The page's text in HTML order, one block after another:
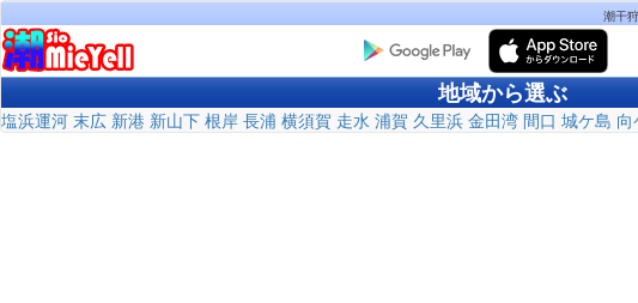
潮干
地域から選ぶ
塩浜運河 末広 新港 新山下 根岸 長浦 横須賀 走水 浦賀 久里浜 金田湾 間口 城ケ島